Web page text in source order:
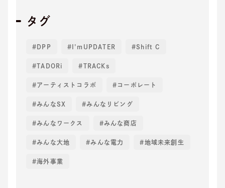
タグ
DPP I'mUPDATER Shift C
TADORi TRACKs
アーティストコラボ コーポレート
みんなSX みんなリビング
みんなワークス みんな商店
みんな大地 みんな電力 地域未来創生
海外事業